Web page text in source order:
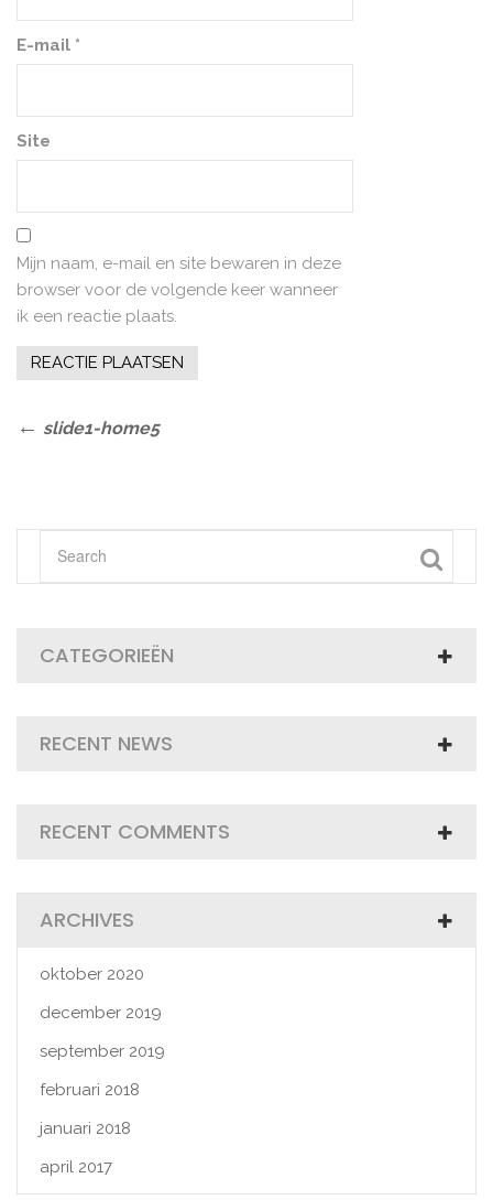
E-mail *
Site
Mijn naam, e-mail en site bewaren in deze
browser voor de volgende keer wanneer
ik een reactie plaats.
Bericht
Previous
slide1-home5
CATEGORIEËN
RECENT NEWS
RECENT COMMENTS
ARCHIVES
oktober 2020
december 2019
september 2019
februari 2018
januari 2018
april 2017